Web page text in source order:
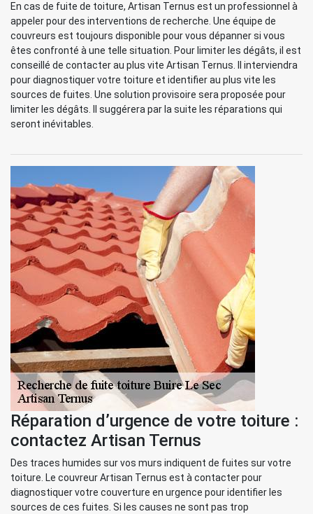
En cas de fuite de toiture, Artisan Ternus est un professionnel à
appeler pour des interventions de recherche. Une équipe de
couvreurs est toujours disponible pour vous dépanner si vous
êtes confronté à une telle situation. Pour limiter les dégâts, il est
conseillé de contacter au plus vite Artisan Ternus. Il interviendra
pour diagnostiquer votre toiture et identifier au plus vite les
sources de fuites. Une solution provisoire sera proposée pour
limiter les dégâts. Il suggérera par la suite les réparations qui
seront inévitables.
Réparation d’urgence de votre toiture :
contactez Artisan Ternus
Des traces humides sur vos murs indiquent de fuites sur votre
toiture. Le couvreur Artisan Ternus est à contacter pour
diagnostiquer votre couverture en urgence pour identifier les
sources de ces fuites. Si les causes ne sont pas trop